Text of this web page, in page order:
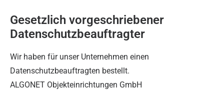
Gesetzlich vorgeschriebener
Datenschutz­beauftragter
Wir haben für unser Unternehmen einen
Datenschutzbeauftragten bestellt.
ALGONET Objekteinrichtungen GmbH